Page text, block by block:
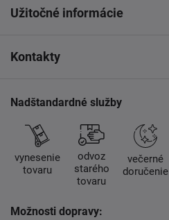
Užitočné informácie
Kontakty
Nadštandardné služby
vynesenie
tovaru
odvoz
starého
tovaru
večerné
doručenie
Možnosti dopravy: